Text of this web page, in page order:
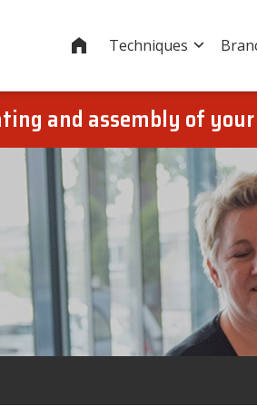
HomeTechniques
and assembly of